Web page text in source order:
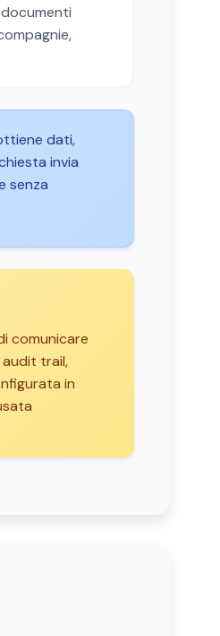
dati,
invia
senza
comunicare
trail,
in